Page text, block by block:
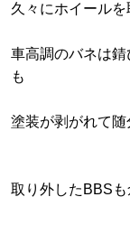
久々にホイール
車高調のバネは
も
塗装が剥がれて随
取り外したBBS